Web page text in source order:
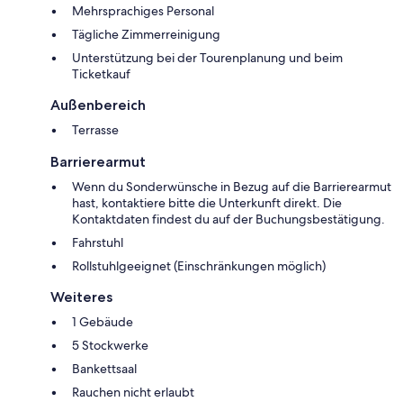
Mehrsprachiges Personal
Tägliche Zimmerreinigung
Unterstützung bei der Tourenplanung und beim
Ticketkauf
Außenbereich
Terrasse
Barrierearmut
Wenn du Sonderwünsche in Bezug auf die Barrierearmut
hast, kontaktiere bitte die Unterkunft direkt. Die
Kontaktdaten findest du auf der Buchungsbestätigung.
Fahrstuhl
Rollstuhlgeeignet (Einschränkungen möglich)
Weiteres
1 Gebäude
5 Stockwerke
Bankettsaal
Rauchen nicht erlaubt